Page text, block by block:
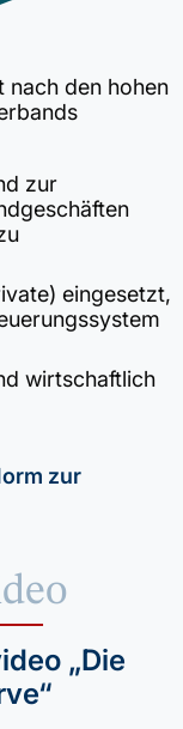
nach den hohen
zur
eingesetzt,
wirtschaftlich
zur
„Die